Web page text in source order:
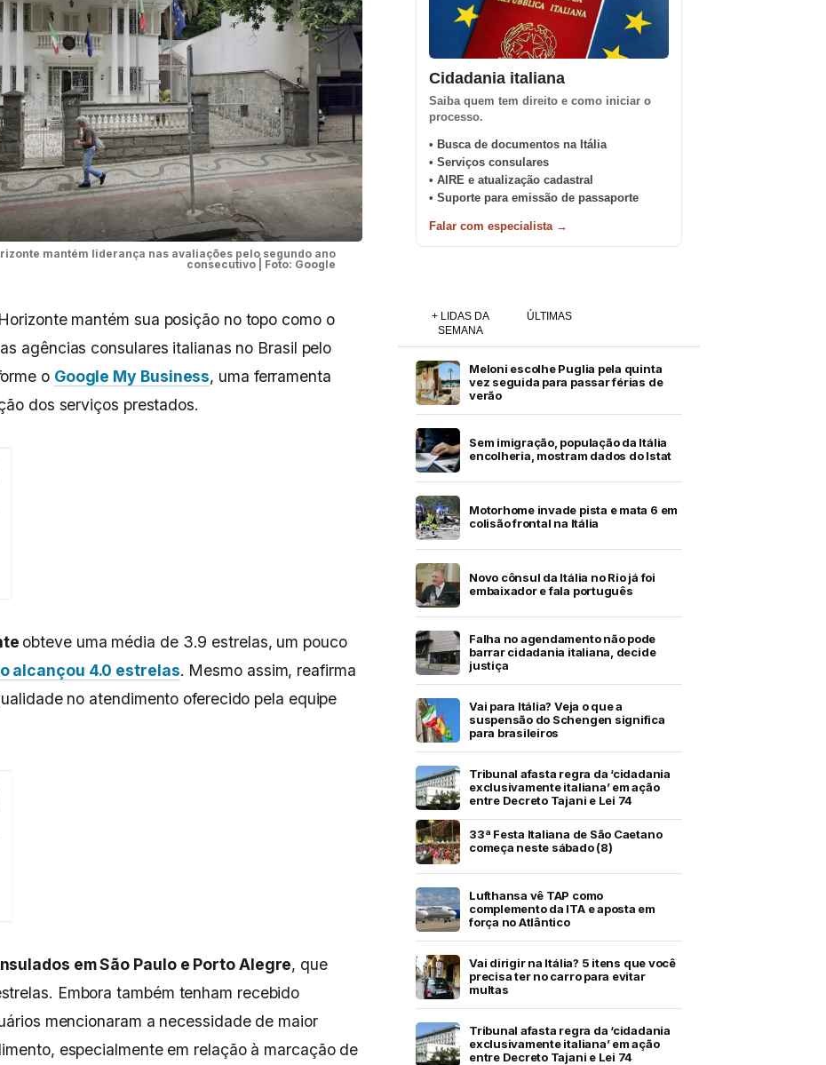
mantém liderança nas avaliações pelo segundo ano
consecutivo | Foto: Google
mantém sua posição no topo como o
agências consulares italianas no Brasil pelo
o Google My Business, uma ferramenta
dos serviços prestados.
obteve uma média de 3.9 estrelas, um pouco
alcançou 4.0 estrelas. Mesmo assim, reafirma
no atendimento oferecido pela equipe
em São Paulo e Porto Alegre, que
Embora também tenham recebido
mencionaram a necessidade de maior
especialmente em relação à marcação de
Cidadania italiana
Saiba quem tem direito e como iniciar o
processo.
• Busca de documentos na Itália
• Serviços consulares
• AIRE e atualização cadastral
• Suporte para emissão de passaporte
Falar com especialista →
+ LIDAS DA
SEMANA
ÚLTIMAS
Meloni escolhe Puglia pela quinta
vez seguida para passar férias de
verão
Sem imigração, população da Itália
encolheria, mostram dados do Istat
Motorhome invade pista e mata 6 em
colisão frontal na Itália
Novo cônsul da Itália no Rio já foi
embaixador e fala português
Falha no agendamento não pode
barrar cidadania italiana, decide
justiça
Vai para Itália? Veja o que a
suspensão do Schengen significa
para brasileiros
Tribunal afasta regra da ‘cidadania
exclusivamente italiana’ em ação
entre Decreto Tajani e Lei 74
33ª Festa Italiana de São Caetano
começa neste sábado (8)
Lufthansa vê TAP como
complemento da ITA e aposta em
força no Atlântico
Vai dirigir na Itália? 5 itens que você
precisa ter no carro para evitar
multas
Tribunal afasta regra da ‘cidadania
exclusivamente italiana’ em ação
entre Decreto Tajani e Lei 74